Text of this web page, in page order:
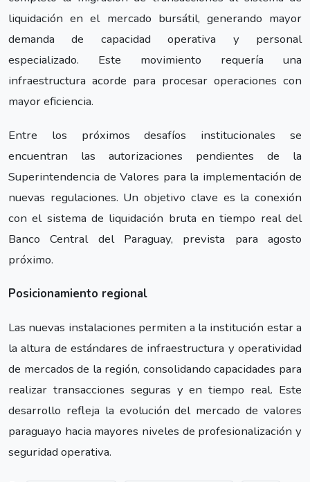
liquidación en el mercado bursátil, generando mayor
demanda de capacidad operativa y personal
especializado. Este movimiento requería una
infraestructura acorde para procesar operaciones con
mayor eficiencia.
Entre los próximos desafíos institucionales se
encuentran las autorizaciones pendientes de la
Superintendencia de Valores para la implementación de
nuevas regulaciones. Un objetivo clave es la conexión
con el sistema de liquidación bruta en tiempo real del
Banco Central del Paraguay, prevista para agosto
próximo.
Posicionamiento regional
Las nuevas instalaciones permiten a la institución estar a
la altura de estándares de infraestructura y operatividad
de mercados de la región, consolidando capacidades para
realizar transacciones seguras y en tiempo real. Este
desarrollo refleja la evolución del mercado de valores
paraguayo hacia mayores niveles de profesionalización y
seguridad operativa.